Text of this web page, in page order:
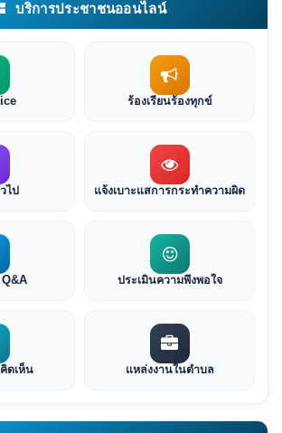
บริการประชาชนออนไลน์
ร้องเรียนร้องทุกข์
ไป แจ้งเบาะแสการกระทำความผิด
ประเมินความพึงพอใจ
ดเห็น แหล่งงานในตำบล